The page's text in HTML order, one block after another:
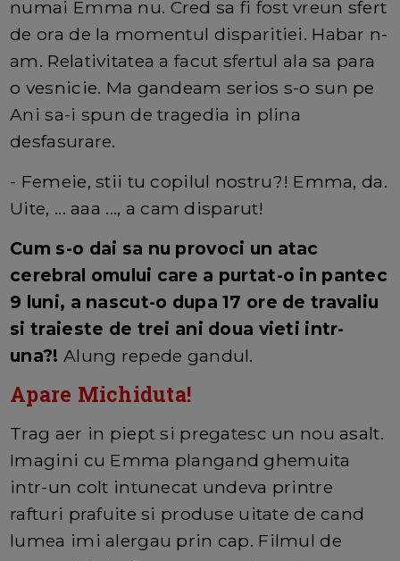
numai Emma nu. Cred sa fi fost vreun sfert
de ora de la momentul disparitiei. Habar n-
am. Relativitatea a facut sfertul ala sa para
o vesnicie. Ma gandeam serios s-o sun pe
Ani sa-i spun de tragedia in plina
desfasurare.
- Femeie, stii tu copilul nostru?! Emma, da.
Uite, ... aaa ..., a cam disparut!
Cum s-o dai sa nu provoci un atac
cerebral omului care a purtat-o in pantec
9 luni, a nascut-o dupa 17 ore de travaliu
si traieste de trei ani doua vieti intr-
una?! Alung repede gandul.
Apare Michiduta!
Trag aer in piept si pregatesc un nou asalt.
Imagini cu Emma plangand ghemuita
intr-un colt intunecat undeva printre
rafturi prafuite si produse uitate de cand
lumea imi alergau prin cap. Filmul de